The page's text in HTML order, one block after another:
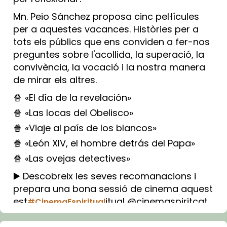
Mn. Peio Sánchez proposa cinc pel·lícules
per a aquestes vacances. Històries per a
tots els públics que ens conviden a fer-nos
preguntes sobre l'acollida, la superació, la
convivència, la vocació i la nostra manera
de mirar els altres.
🍿 «El día de la revelación»
🍿 «Las locas del Obelisco»
🍿 «Viaje al país de los blancos»
🍿 «León XIV, el hombre detrás del Papa»
🍿 «Las ovejas detectives»
▶️ Descobreix les seves recomanacions i
prepara una bona sessió de cinema aquest
est#CinemaEspiritualitual @cinemaspiritcat
Imatge: Generada amb IA (OpenAI)